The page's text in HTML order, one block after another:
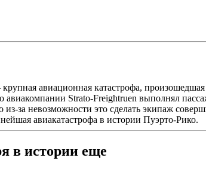
авиационная катастрофа,
Strato-Freightruen выполнял
из-за невозможности это сделать экипаж
авиакатастрофа в истории Пуэрто-Рико.
в истории еще